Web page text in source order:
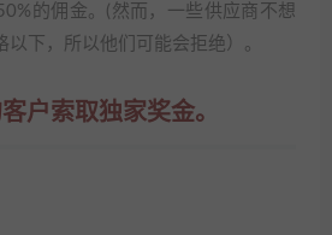
的佣金。(然而，一些供应商不想
下，所以他们可能会拒绝）。
户索取独家奖金。